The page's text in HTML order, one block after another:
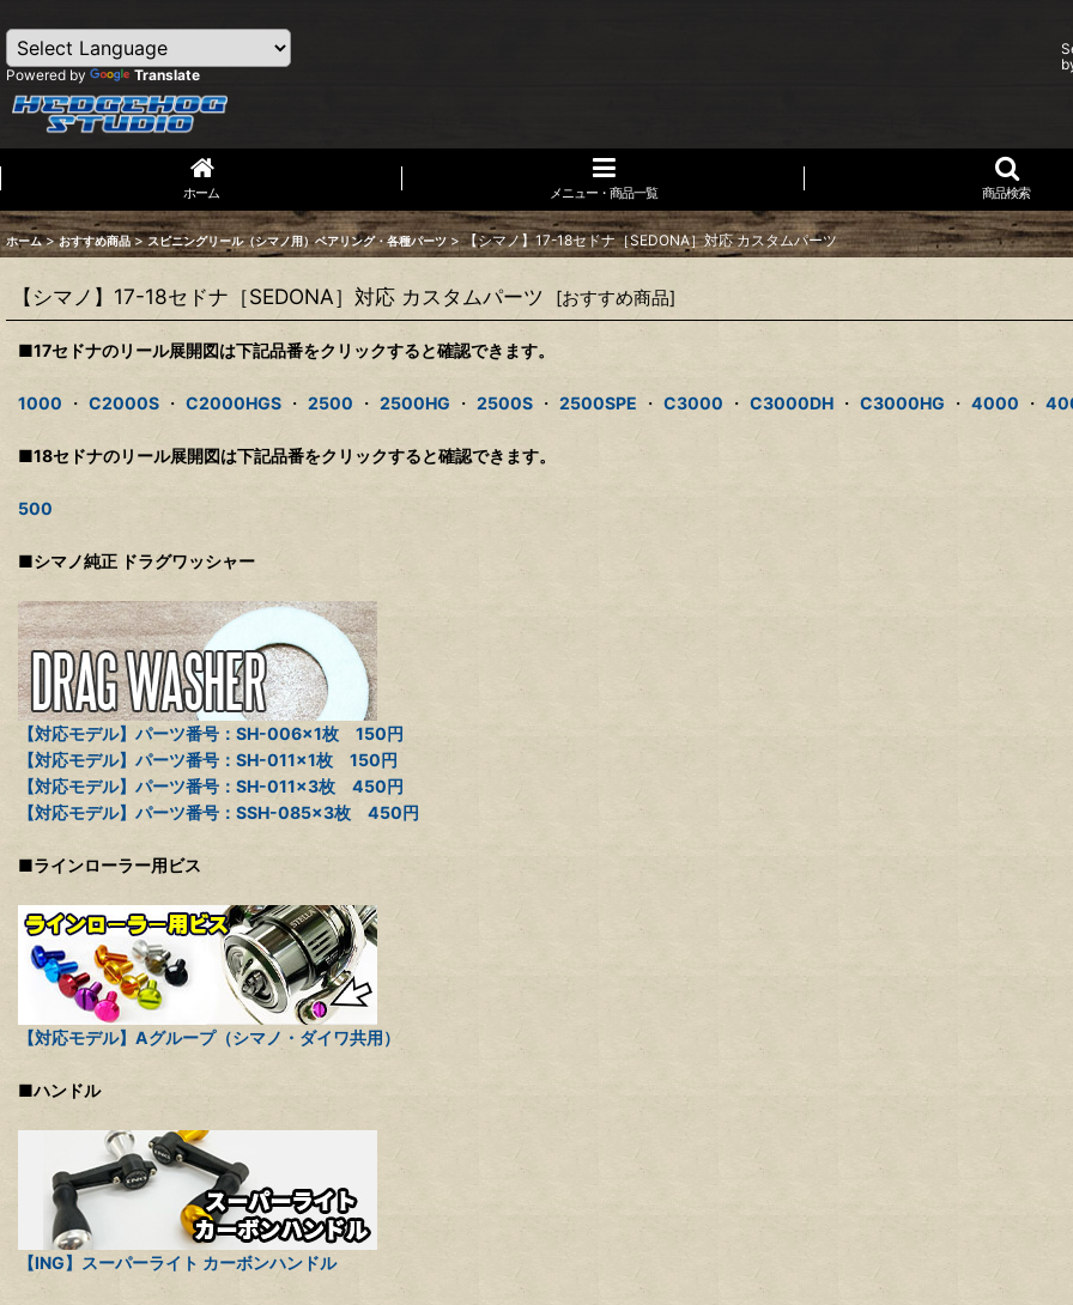
Powered by Translate
ホーム メニュー・商品一覧 商品検索
ホーム > おすすめ商品 > スピニングリール（シマノ用）ベアリング・各種パーツ > 【シマノ】17-18セドナ［SEDONA］対応 カスタムパーツ
【シマノ】17-18セドナ［SEDONA］対応 カスタムパーツ [おすすめ商品]
■17セドナのリール展開図は下記品番をクリックすると確認できます。
1000 ・ C2000S ・ C2000HGS ・ 2500 ・ 2500HG ・ 2500S ・ 2500SPE ・ C3000 ・ C3000DH ・ C3000HG ・ 4000 ・
■18セドナのリール展開図は下記品番をクリックすると確認できます。
500
■シマノ純正 ドラグワッシャー
【対応モデル】パーツ番号：SH-006×1枚 150円
【対応モデル】パーツ番号：SH-011×1枚 150円
【対応モデル】パーツ番号：SH-011×3枚 450円
【対応モデル】パーツ番号：SSH-085×3枚 450円
■ラインローラー用ビス
【対応モデル】Aグループ（シマノ・ダイワ共用）
■ハンドル
【ING】スーパーライト カーボンハンドル